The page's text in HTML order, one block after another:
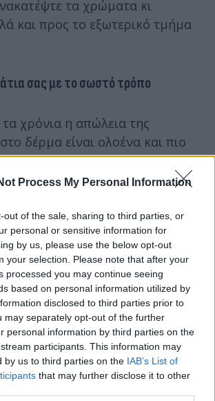
Process My Personal Information
out of the sale, sharing to third parties, or
personal or sensitive information for
by us, please use the below opt-out
your selection. Please note that after your
processed you may continue seeing
based on personal information utilized by
disclosed to third parties prior to
may separately opt-out of the further
personal information by third parties on the
participants. This information may
by us to third parties on the IAB’s List of
that may further disclose it to other
τα χρώματα κι
και προς το εξωτερικό τμήμα
σας με το σωστό τρόπο
χρόνια η απώλεια της
δέρμα είναι ολοένα και πιο
ταυτόχρονα και πιο
και την σωστή εφαρμογή του
ίσια και καθαρή γραμμή με
να φαίνεται κάπως οδοντωτή και
παρακάτω άλλο ένα μακιγιάζ
βλεφάρου.
ένα εξαιρετικά μαλακό μολύβι ή
ένα βουρτσάκι για να σχηματίσετε
σας. Μπορείτε επίσης,